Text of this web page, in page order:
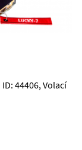
ID: 44406, Volací